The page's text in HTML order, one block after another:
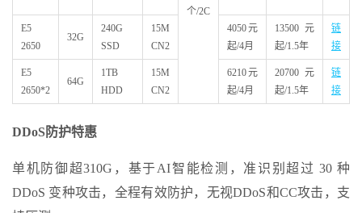
个/2C
E5
2650
32G
240G
SSD
15M
CN2
4050元
起/4月
13500元
起/1.5年
链
接
E5
2650*2
64G
1TB
HDD
15M
CN2
6210元
起/4月
20700元
起/1.5年
链
接
DDoS防护特惠
单机防御超310G，基于AI智能检测，准识别超过 30 种
DDoS 变种攻击，全程有效防护，无视DDoS和CC攻击，支